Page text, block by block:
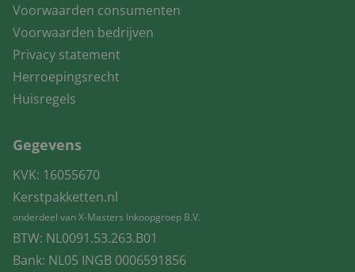
Voorwaarden consumenten
Voorwaarden bedrijven
Privacy statement
Herroepingsrecht
Huisregels
Gegevens
KVK: 16055670
Kerstpakketten.nl
onderdeel van X-Masters Inkoopgroep B.V.
BTW: NL0091.53.263.B01
Bank: NL05 INGB 0006591856